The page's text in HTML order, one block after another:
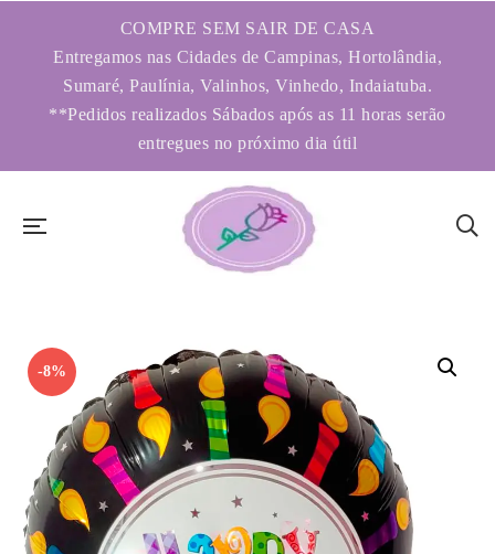
COMPRE SEM SAIR DE CASA
Entregamos nas Cidades de Campinas, Hortolândia,
Sumaré, Paulínia, Valinhos, Vinhedo, Indaiatuba.
**Pedidos realizados Sábados após as 11 horas serão
entregues no próximo dia útil
-8%